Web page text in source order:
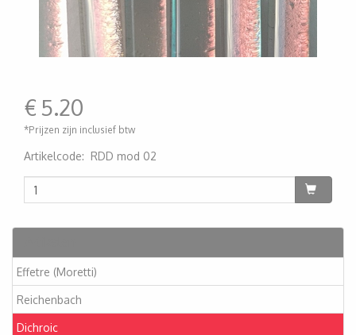
Effetre (Moretti)
Reichenbach
Dichroic
€ 5.20
*Prijzen zijn inclusief btw
Artikelcode: RDD mod 02